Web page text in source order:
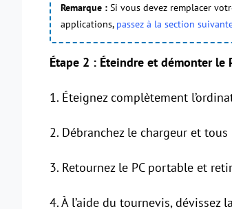
Remarque : Si vous devez remplacer
applications, passez à la section
Étape 2 : Éteindre et démonter le
1. Éteignez complètement
2. Débranchez le chargeur et
3. Retournez le PC portable et
4. À l’aide du tournevis, dévissez